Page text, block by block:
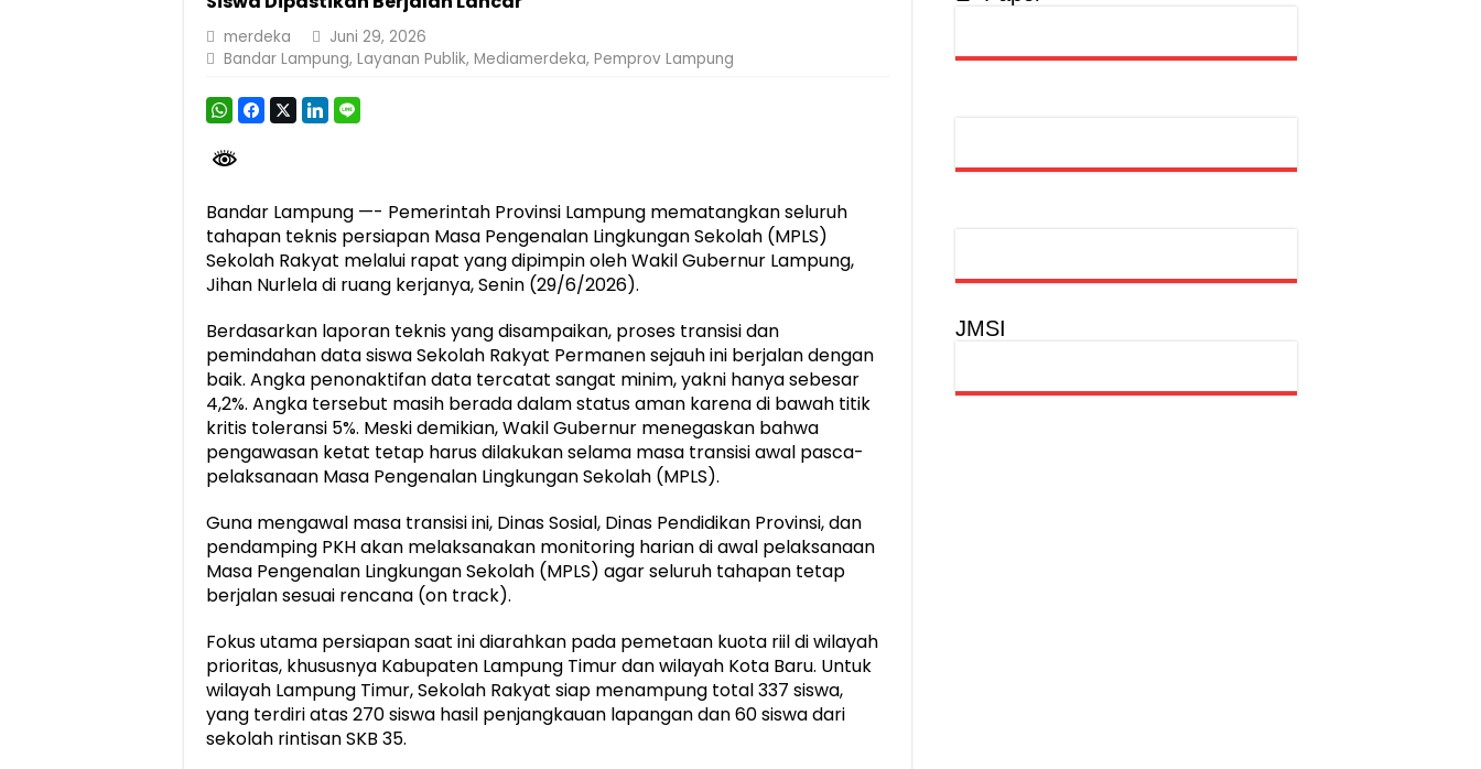
Jasa Raharja dan Korlantas Polri Ajak Masyarakat Akhiri Lawan Arus, Wujudkan Budaya Keselamatan Berlalu Lintas
FLLAJ Kabupaten Tanggamus Perkuat Sinergi Keselamatan Lalu Lintas dan Kepatuhan Pajak Kendaraan
merdeka
Juni 29, 2026
Bandar Lampung, Layanan Publik, Mediamerdeka, Pemprov Lampung
Bandar Lampung —- Pemerintah Provinsi Lampung mematangkan seluruh
tahapan teknis persiapan Masa Pengenalan Lingkungan Sekolah (MPLS)
Sekolah Rakyat melalui rapat yang dipimpin oleh Wakil Gubernur Lampung,
Jihan Nurlela di ruang kerjanya, Senin (29/6/2026).
Berdasarkan laporan teknis yang disampaikan, proses transisi dan
pemindahan data siswa Sekolah Rakyat Permanen sejauh ini berjalan dengan
baik. Angka penonaktifan data tercatat sangat minim, yakni hanya sebesar
4,2%. Angka tersebut masih berada dalam status aman karena di bawah titik
kritis toleransi 5%. Meski demikian, Wakil Gubernur menegaskan bahwa
pengawasan ketat tetap harus dilakukan selama masa transisi awal pasca-
pelaksanaan Masa Pengenalan Lingkungan Sekolah (MPLS).
Guna mengawal masa transisi ini, Dinas Sosial, Dinas Pendidikan Provinsi, dan
pendamping PKH akan melaksanakan monitoring harian di awal pelaksanaan
Masa Pengenalan Lingkungan Sekolah (MPLS) agar seluruh tahapan tetap
berjalan sesuai rencana (on track).
Fokus utama persiapan saat ini diarahkan pada pemetaan kuota riil di wilayah
prioritas, khususnya Kabupaten Lampung Timur dan wilayah Kota Baru. Untuk
wilayah Lampung Timur, Sekolah Rakyat siap menampung total 337 siswa,
yang terdiri atas 270 siswa hasil penjangkauan lapangan dan 60 siswa dari
sekolah rintisan SKB 35.
JMSI